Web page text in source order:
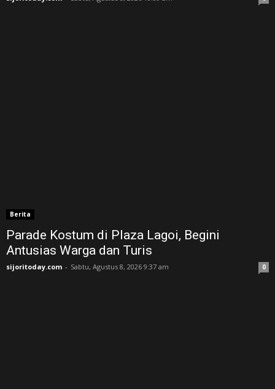
Berita
Parade Kostum di Plaza Lagoi, Begini
Antusias Warga dan Turis
sijoritoday.com - Sabtu, Agustus 8, 2026 9:37 am 0